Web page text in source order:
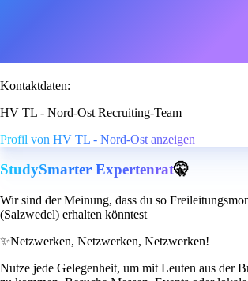
Kontaktdaten:
HV TL - Nord-Ost Recruiting-Team
Profil von HV TL - Nord-Ost anzeigen
StudySmarter Expertenrat🤫
Wir sind der Meinung, dass du so
(Salzwedel) erhalten könntest
✨Netzwerken, Netzwerken, Netzwerken!
Nutze jede Gelegenheit, um mit Leuten aus der